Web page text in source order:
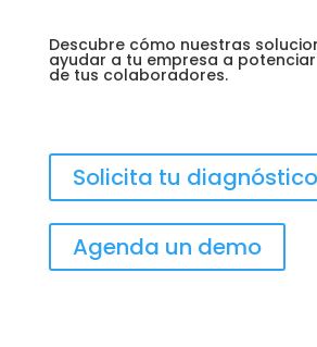
Descubre cómo nuestras
ayudar a tu empresa a
de tus colaboradores.
Solicita tu diagnóstico
Agenda un demo